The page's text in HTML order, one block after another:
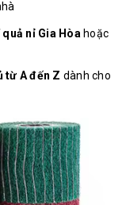
quả nỉGia Hòa hoặc
từ A đến Z dành cho